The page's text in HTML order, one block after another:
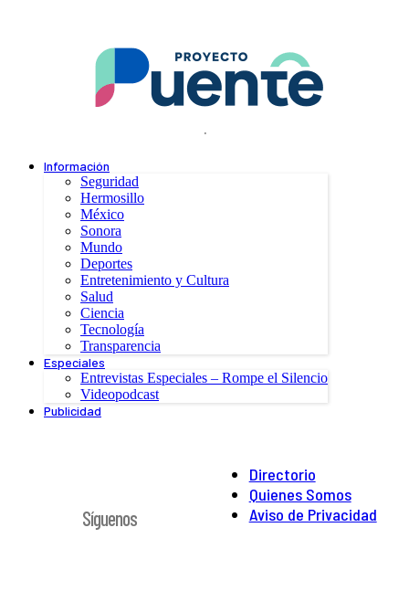
.
Información
Seguridad
Hermosillo
México
Sonora
Mundo
Deportes
Entretenimiento y Cultura
Salud
Ciencia
Tecnología
Transparencia
Especiales
Entrevistas Especiales – Rompe el Silencio
Videopodcast
Publicidad
Directorio
Quienes Somos
Aviso de Privacidad
Síguenos